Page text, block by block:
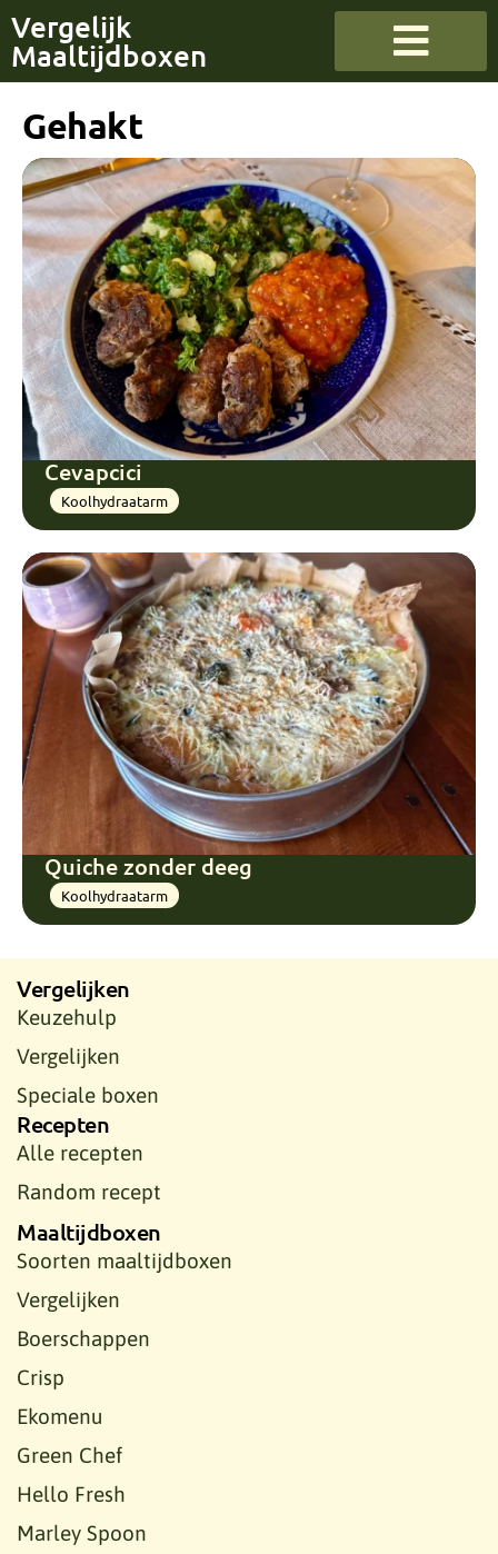
Vergelijk
Maaltijdboxen
Gehakt
Cevapcici
Koolhydraatarm
Quiche zonder deeg
Koolhydraatarm
Vergelijken
Keuzehulp
Vergelijken
Speciale boxen
Recepten
Alle recepten
Random recept
Maaltijdboxen
Soorten maaltijdboxen
Vergelijken
Boerschappen
Crisp
Ekomenu
Green Chef
Hello Fresh
Marley Spoon